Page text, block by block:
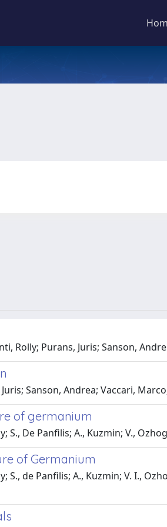
Rolly; Purans, Juris; Sanson,
Sanson, Andrea; Vaccari,
of germanium
De Panfilis; A., Kuzmin; V.,
of Germanium
de Panﬁlis; A., Kuzmin; V. I.,